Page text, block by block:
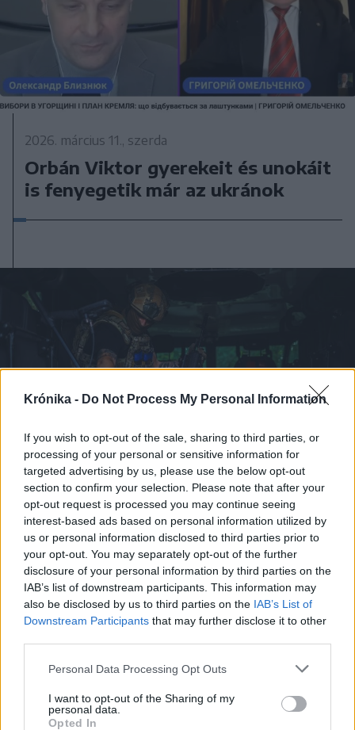
Krónika - Do Not Process My Personal Information
If you wish to opt-out of the sale, sharing to third parties, or
processing of your personal or sensitive information for
targeted advertising by us, please use the below opt-out
section to confirm your selection. Please note that after your
opt-out request is processed you may continue seeing
interest-based ads based on personal information utilized by
us or personal information disclosed to third parties prior to
your opt-out. You may separately opt-out of the further
disclosure of your personal information by third parties on the
IAB’s list of downstream participants. This information may
also be disclosed by us to third parties on the IAB’s List of
Downstream Participants that may further disclose it to other
Personal Data Processing Opt Outs
I want to opt-out of the Sharing of my
personal data.
Opted In
2026. március 11., szerda
Orbán Viktor gyerekeit és unokáit
is fenyegetik már az ukránok
2026. február 27., péntek
Ukrajnai háború: négy éve tart – de
meddig folytatódik?